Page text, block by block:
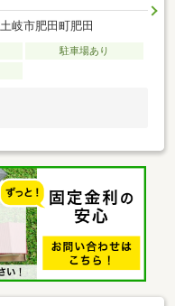
岐市肥田町肥田
駐車場あり